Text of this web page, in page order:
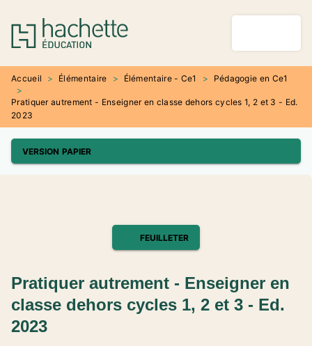
MENU RECHERCHE
PIED DE PAGE
Accueil > Élémentaire > Élémentaire - Ce1 >
Pédagogie en Ce1
>
Pratiquer autrement - Enseigner en classe dehors cycles 1, 2 et 3 - Ed.
2023
VERSION PAPIER
FEUILLETER
Pratiquer autrement - Enseigner en
classe dehors cycles 1, 2 et 3 - Ed.
2023